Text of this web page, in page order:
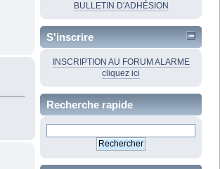
BULLETIN D'ADHÉSION
S'inscrire
INSCRIPTION AU FORUM ALARME
cliquez ici
Recherche rapide